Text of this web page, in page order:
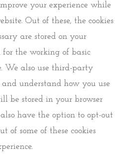
your experience while
Out of these, the cookies
are stored on your
for the working of basic
We also use third-party
understand how you use
be stored in your browser
have the option to opt-out
of some of these cookies